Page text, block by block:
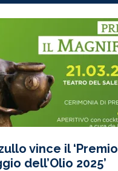
vince il ‘Premio
dell’Olio 2025’